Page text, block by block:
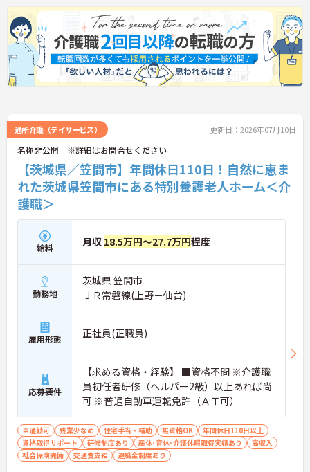
のみで夜勤がなく、生活リズムを整えながら働きや
すい点も魅力。大手法人ならではの充実した福利厚
生や教育体制も整っており、介護福祉士としてこれ
までの経験を活かしながら、安定した環境で長く活
躍したい方におすすめの職場です。
――――――――――――――― ■ 夜勤なしで生活リズムも安定♪ ―――――――――――――――
規則正しい生活リズムが維持しやすい ・プライベー
→ ご家庭や趣味の時間も大切にしながら働けます。
――――――――――――――― ■ 大手グループならではの安心感！ ―――――――――――――――
安定した法人基盤のもと、長期的なキャリア形成が
可能です。
・ウエルシアホールディングスグループ運営 ・介護
事業を幅広く展開 ・福利厚生や各種制度が充実 ・安
定した経営基盤が魅力
→ 腰を据えて長く働きたい方にぴったりです。
――――――――――――――― ■ 利用者様にじっくり向き合える環境 ―――――――――――――――
件数だけを追うのではなく、質の高いケアを大切に
たサービス ・利用者様とのコミュニケーションを重
視 ・チームで協力しながら訪問
→ 一人ひとりに寄り添った介護を実践できます。
――――――――――――――― ■ 車移動中心で効率よく訪問♪ ―――――――――――――――
訪問エリアが比較的まとまっており、移動負担も抑
えられています。
・移動手段は車が中心 ・訪問エリアは笠間市・水戸
市・茨城町 ・地域に密着したサービス展開 ・土地勘
を活かして働ける環境
→ 地域に根差した介護サービスを提供できます。
通所介護（デイサービス） 更新日：2026年07月10日
名称非公開 ※詳細はお問合せください
【茨城県／笠間市】年間休日110日！自然に恵ま
れた茨城県笠間市にある特別養護老人ホーム＜介
護職＞
給料 月収 18.5万円～27.7万円程度
勤務地
茨城県 笠間市
ＪＲ常磐線(上野－仙台)
雇用形態 正社員(正職員)
応募要件
【求める資格・経験】 ■資格不問 ※介護職
員初任者研修（ヘルパー2級）以上あれば尚
可 ※普通自動車運転免許（ＡＴ可）
車通勤可 残業少なめ 住宅手当・補助 無資格OK
年間休日110日以上
資格取得サポート
研修制度あり 産休･育休･介護休暇取得実績あり
高収入
社会保険完備
交通費支給 退職金制度あり